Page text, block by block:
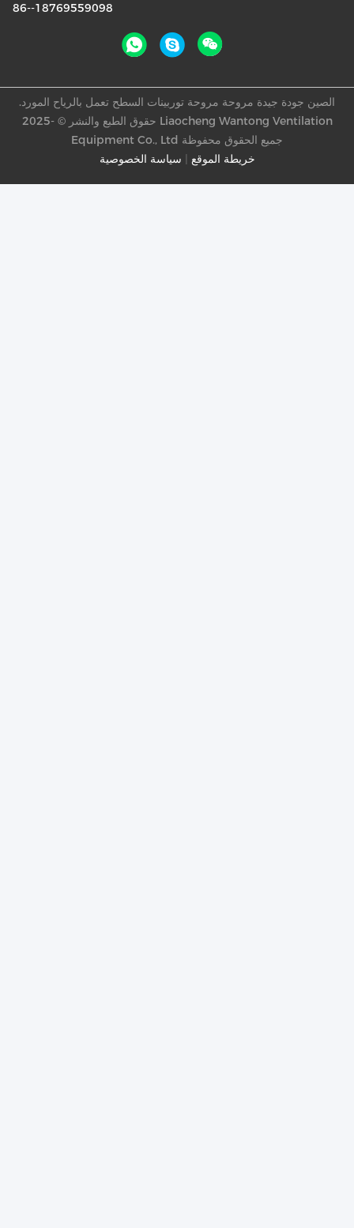
86--18769559098
سياسة الخصوصية خريطة الموقع
الصين جودة جيدة مروحة مروحة توربينات السطح تعمل بالرياح المورد.
حقوق الطبع والنشر © -2025 Liaocheng Wantong Ventilation
Equipment Co., Ltd جميع الحقوق محفوظة